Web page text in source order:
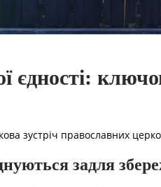
зустріч православних
задля